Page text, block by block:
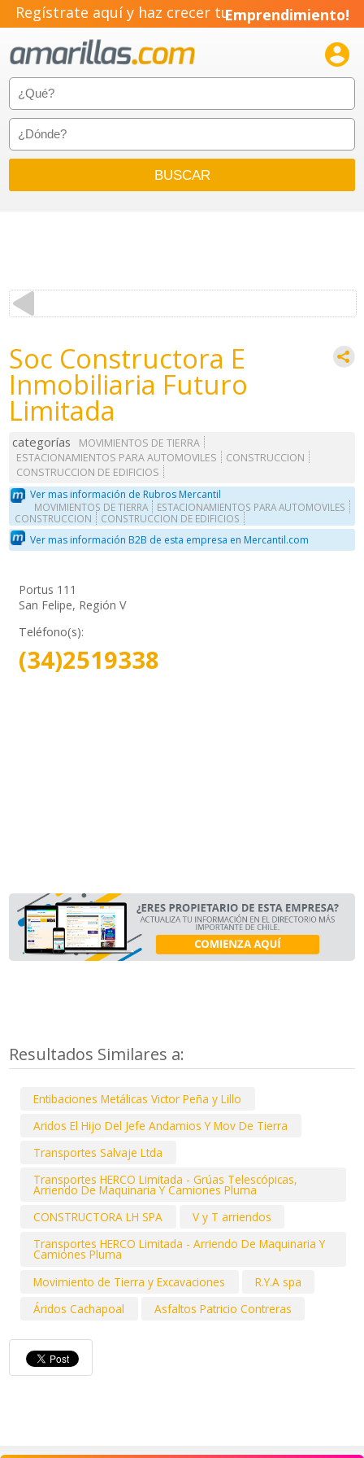
Regístrate aquí y haz crecer tuEmprendimiento!

Soc Constructora E
Inmobiliaria Futuro
Limitada
categorías
MOVIMIENTOS DE TIERRA
ESTACIONAMIENTOS PARA AUTOMOVILES
CONSTRUCCION
CONSTRUCCION DE EDIFICIOS
Ver mas información de Rubros Mercantil
MOVIMIENTOS DE TIERRA
ESTACIONAMIENTOS PARA AUTOMOVILES
CONSTRUCCION
CONSTRUCCION DE EDIFICIOS
Ver mas información B2B de esta empresa en Mercantil.com
Portus 111
San Felipe, Región V
Teléfono(s):
(34)2519338
Resultados Similares a:
Entibaciones Metálicas Victor Peña y Lillo
Aridos El Hijo Del Jefe Andamios Y Mov De Tierra
Transportes Salvaje Ltda
Transportes HERCO Limitada - Grúas Telescópicas,
Arriendo De Maquinaria Y Camiones Pluma
CONSTRUCTORA LH SPA
V y T arriendos
Transportes HERCO Limitada - Arriendo De Maquinaria Y
Camiones Pluma
Movimiento de Tierra y Excavaciones
R.Y.A spa
Áridos Cachapoal
Asfaltos Patricio Contreras